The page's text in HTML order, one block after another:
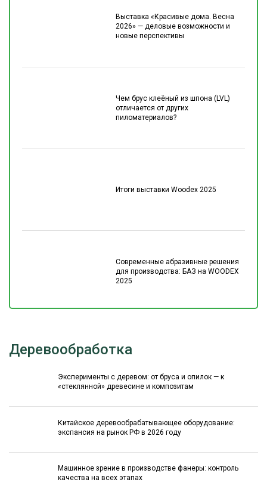
Выставка «Красивые дома. Весна
2026» — деловые возможности и
новые перспективы
Чем брус клеёный из шпона (LVL)
отличается от других
пиломатериалов?
Итоги выставки Woodex 2025
Современные абразивные решения
для производства: БАЗ на WOODEX
2025
Деревообработка
Эксперименты с деревом: от бруса и опилок — к
«стеклянной» древесине и композитам
Китайское деревообрабатывающее оборудование:
экспансия на рынок РФ в 2026 году
Машинное зрение в производстве фанеры: контроль
качества на всех этапах